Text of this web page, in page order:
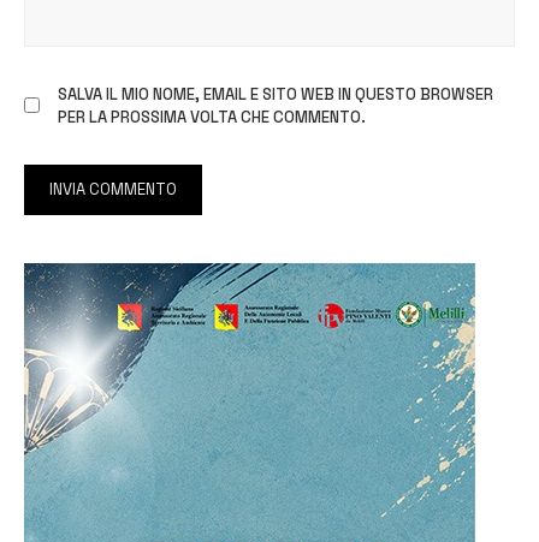
SALVA IL MIO NOME, EMAIL E SITO WEB IN QUESTO BROWSER
PER LA PROSSIMA VOLTA CHE COMMENTO.